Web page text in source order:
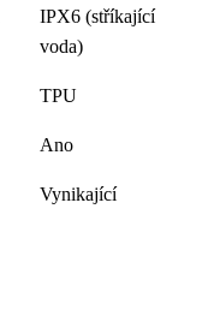
IPX6 (stříkající
voda)
TPU
Ano
Vynikající